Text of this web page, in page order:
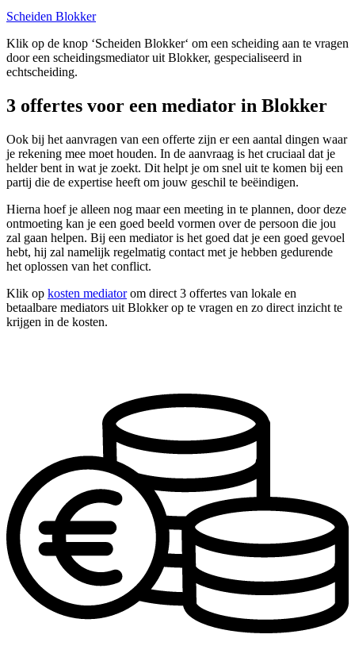
Scheiden Blokker
Klik op de knop ‘Scheiden Blokker‘ om een scheiding aan te vragen
door een scheidingsmediator uit Blokker, gespecialiseerd in
echtscheiding.
3 offertes voor een mediator in Blokker
Ook bij het aanvragen van een offerte zijn er een aantal dingen waar
je rekening mee moet houden. In de aanvraag is het cruciaal dat je
helder bent in wat je zoekt. Dit helpt je om snel uit te komen bij een
partij die de expertise heeft om jouw geschil te beëindigen.
Hierna hoef je alleen nog maar een meeting in te plannen, door deze
ontmoeting kan je een goed beeld vormen over de persoon die jou
zal gaan helpen. Bij een mediator is het goed dat je een goed gevoel
hebt, hij zal namelijk regelmatig contact met je hebben gedurende
het oplossen van het conflict.
Klik op kosten mediatorom direct 3 offertes van lokale en
betaalbare mediators uit Blokker op te vragen en zo direct inzicht te
krijgen in de kosten.